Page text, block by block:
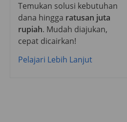
Temukan solusi kebutuhan
dana hingga ratusan juta
rupiah. Mudah diajukan,
cepat dicairkan!
Pelajari Lebih Lanjut